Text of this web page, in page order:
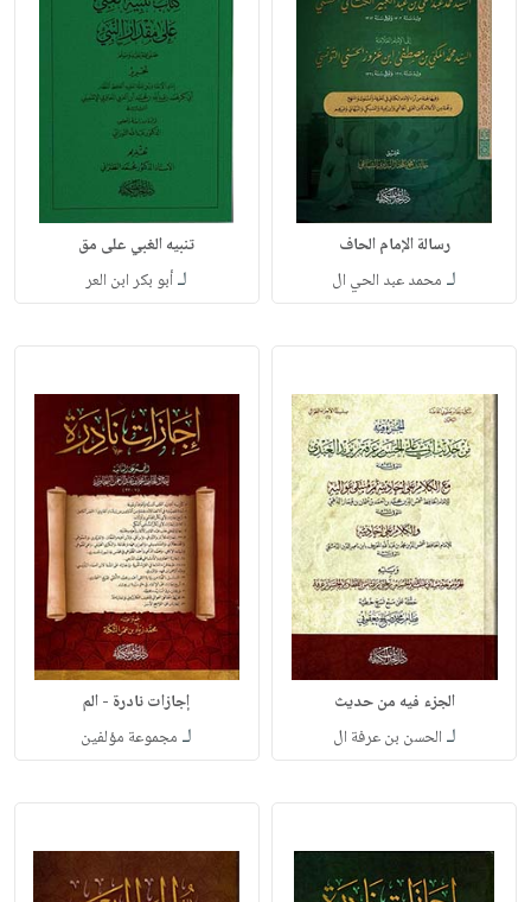
رسالة الإمام الحاف
لـ محمد عبد الحي ال
تنبيه الغبي على مق
لـأبو بكر ابن العر
الجزء فيه من حديث
لـ الحسن بن عرفة ال
إجازات نادرة - الم
لـ مجموعة مؤلفين